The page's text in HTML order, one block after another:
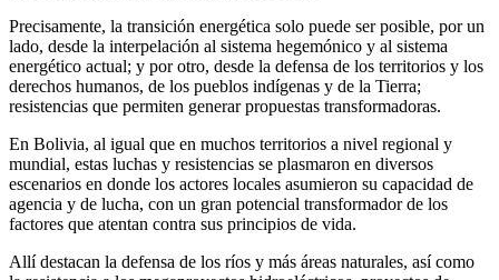
Precisamente, la transición energética solo puede ser posible, por un
lado, desde la interpelación al sistema hegemónico y al sistema
energético actual; y por otro, desde la defensa de los territorios y los
derechos humanos, de los pueblos indígenas y de la Tierra;
resistencias que permiten generar propuestas transformadoras.
En Bolivia, al igual que en muchos territorios a nivel regional y
mundial, estas luchas y resistencias se plasmaron en diversos
escenarios en donde los actores locales asumieron su capacidad de
agencia y de lucha, con un gran potencial transformador de los
factores que atentan contra sus principios de vida.
Allí destacan la defensa de los ríos y más áreas naturales, así como